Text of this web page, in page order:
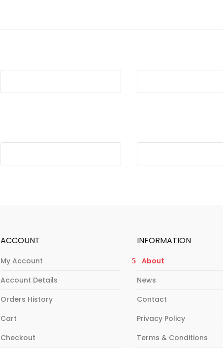
ACCOUNT
My Account
Account Details
Orders History
Cart
Checkout
INFORMATION
About
News
Contact
Privacy Policy
Terms & Conditions